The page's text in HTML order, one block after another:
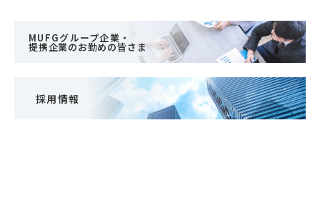
MUFGグループ企業・
提携企業のお勤めの皆さま
採用情報